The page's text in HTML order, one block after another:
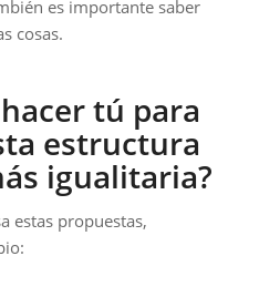
es importante saber
cosas.
tú para
estructura
igualitaria?
estas propuestas,